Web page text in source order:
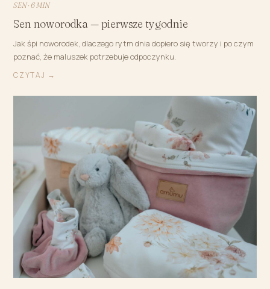
SEN · 6 MIN
Sen noworodka — pierwsze tygodnie
Jak śpi noworodek, dlaczego rytm dnia dopiero się tworzy i po czym
poznać, że maluszek potrzebuje odpoczynku.
CZYTAJ →